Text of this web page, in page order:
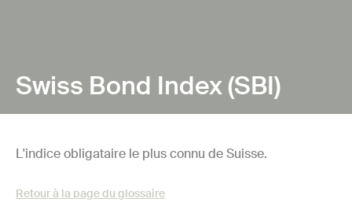
Swiss Bond Index (SBI)
L'indice obligataire le plus connu de Suisse.
Retour à la page du glossaire